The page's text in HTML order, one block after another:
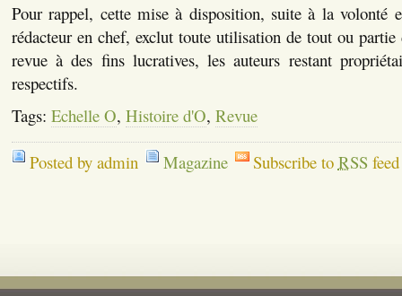
Pour rappel, cette mise à disposition, suite à la volonté
rédacteur en chef, exclut toute utilisation de tout ou partie
revue à des fins lucratives, les auteurs restant
respectifs.
Tags: Echelle O, Histoire d'O, Revue
Posted by admin Magazine Subscribe to RSSfeed